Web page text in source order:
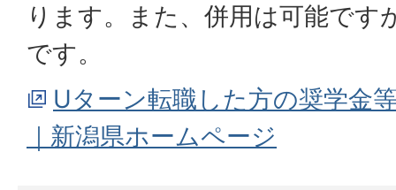
ります。また、併⽤は可能です
です。
Uターン転職した方の奨学金
｜新潟県ホームページ